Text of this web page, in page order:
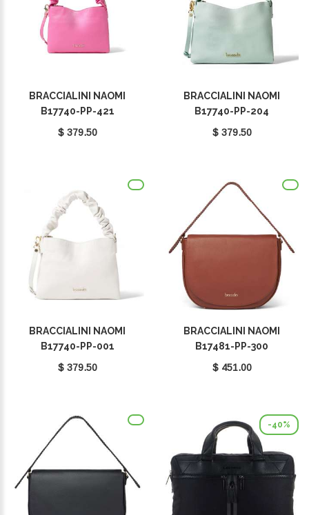
BRACCIALINI NAOMI
B17740-PP-421
$ 379.50
BRACCIALINI NAOMI
B17740-PP-204
$ 379.50
BRACCIALINI NAOMI
B17740-PP-001
$ 379.50
BRACCIALINI NAOMI
B17481-PP-300
$ 451.00
-40%